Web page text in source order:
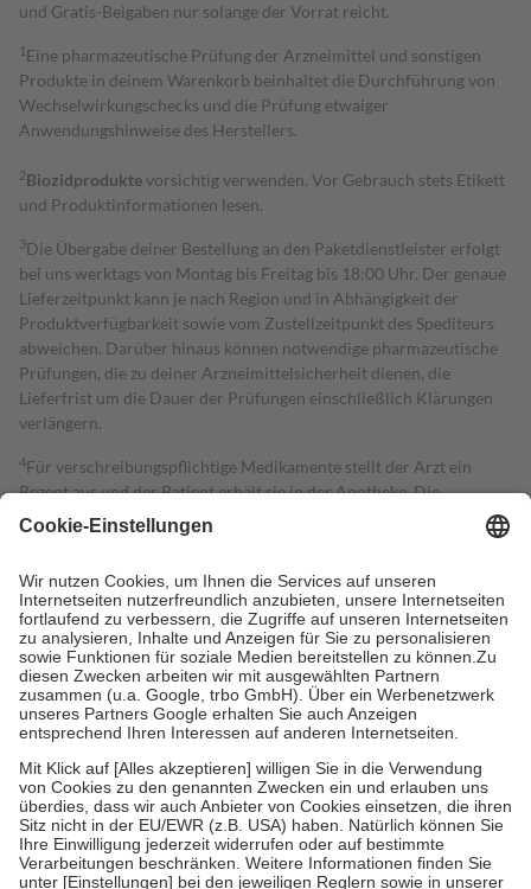
und Gratis-Beigaben nur solange der Vorrat reicht.
1 Eine pharmazeutische Prüfung der Arzneimittel und sonstigen
Produkte in deinem Warenkorb beinhaltet die Durchführung von
Wechselwirkungschecks und die Prüfung etwaiger
Anwendungshinweise des Herstellers.
2Biozidproduktevorsichtig verwenden. Vor Gebrauch stets Etikett
und Produktinformationen lesen.
3Die Übergabe deiner Bestellung an den Paketdienstleister erfolgt
bei uns werktags von Montag bis Freitag bis 18:00 Uhr. Der genaue
Lieferzeitpunkt kann je nach Region und in Abhängigkeit der
Produktverfügbarkeit sowie vom Zustellzeitpunkt des Spediteurs
abweichen. Darüber hinaus können notwendige pharmazeutische
Prüfungen, die zu deiner Arzneimittelsicherheit dienen, die
Lieferfrist um die Dauer der Prüfungen einschließlich Klärungen
verlängern.
4Für verschreibungspflichtige Medikamente stellt der Arzt ein
Rezept aus und der Patient erhält sie in der Apotheke. Die
gesetzliche Krankenversicherung übernimmt in der Regel die
Kosten dafür, der Versicherte trägt einen Teil davon als Zuzahlung
Grundsätzlich leisten Mitglieder Zuzahlungen in Höhe von zehn
Prozent des Abgabepreises,mindestens jedochfünf Euround
höchstens zehn Euro.Es sind jedoch nie mehr als die tatsächlichen
Kosten der Leistung zu entrichten.
Diese Regeln gelten grundsätzlich auch für Online-Apotheken.
Bei Heilmitteln und häuslicher Krankenpflege beträgt die
Zuzahlung zehn Prozent der Kosten sowie zehn Euro je
Verordnung.
Um das Engagement der Versicherten für ihre eigene Gesundheit zu
stärken und die besondere Stellung der Familie zu unterstützen,
fallenkeine Zuzahlungenan bei:
• Kindern und Jugendlichen bis zum vollendeten 18. Lebensjahr